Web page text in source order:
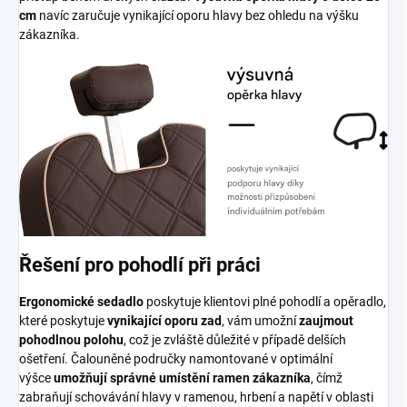
cm navíc zaručuje vynikající oporu hlavy bez ohledu na výšku
zákazníka.
Řešení pro pohodlí při práci
Ergonomické sedadlo poskytuje klientovi plné pohodlí a opěradlo,
které poskytujevynikající oporu zad, vám umožnízaujmout
pohodlnou polohu, což je zvláště důležité v případě delších
ošetření. Čalouněné područky namontované v optimální
výšceumožňují správné umístění ramen zákazníka, čímž
zabraňují schovávání hlavy v ramenou, hrbení a napětí v oblasti